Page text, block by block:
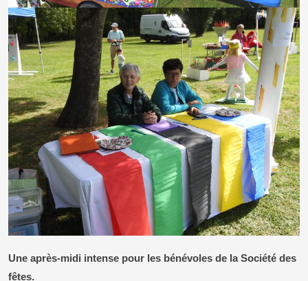
Une après-midi intense pour les bénévoles de la Société des
fêtes.